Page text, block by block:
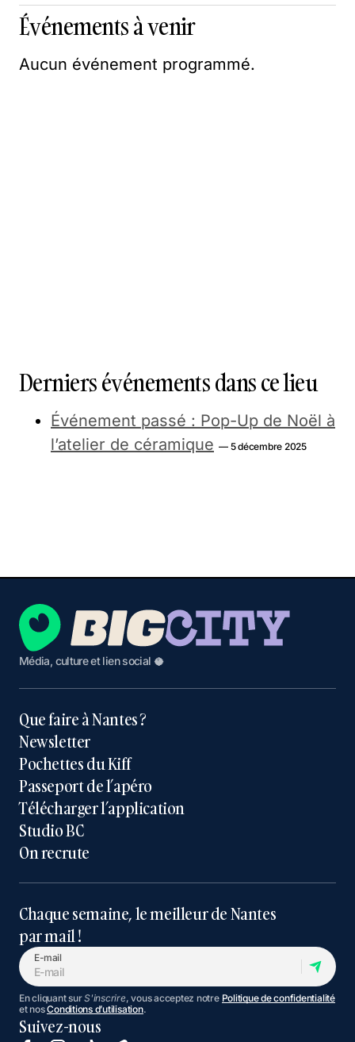
Événements à venir
Aucun événement programmé.
Derniers événements dans ce lieu
Événement passé : Pop-Up de Noël à
l’atelier de céramique — 5 décembre 2025
Média, culture et lien social 🥥
Que faire à Nantes ?
Newsletter
Pochettes du Kiff
Passeport de l’apéro
Télécharger l’application
Studio BC
On recrute
Chaque semaine, le meilleur de Nantes
par mail !
E-mail
En cliquant surS'inscrire, vous acceptez notre Politique de confidentialité
et nosConditions d’utilisation.
Suivez-nous